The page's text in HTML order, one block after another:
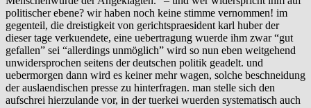
politischer ebene? wir haben noch keine stimme vernommen! im
gegenteil, die dreistigkeit von gerichtspraesident karl huber der
dieser tage verkuendete, eine uebertragung wuerde ihm zwar “gut
gefallen” sei “allerdings unmöglich” wird so nun eben weitgehend
unwidersprochen seitens der deutschen politik geadelt. und
uebermorgen dann wird es keiner mehr wagen, solche beschneidung
der auslaendischen presse zu hinterfragen. man stelle sich den
aufschrei hierzulande vor, in der tuerkei wuerden systematisch auch